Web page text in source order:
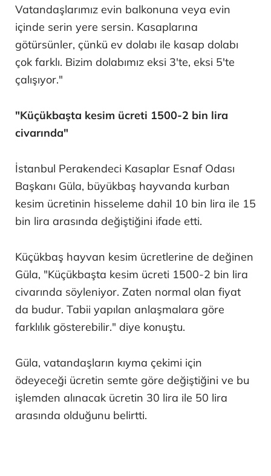
Vatandaşlarımız evin balkonuna veya evin
içinde serin yere sersin. Kasaplarına
götürsünler, çünkü ev dolabı ile kasap dolabı
çok farklı. Bizim dolabımız eksi 3'te, eksi 5'te
çalışıyor."
"Küçükbaşta kesim ücreti 1500-2 bin lira
civarında"
İstanbul Perakendeci Kasaplar Esnaf Odası
Başkanı Güla, büyükbaş hayvanda kurban
kesim ücretinin hisseleme dahil 10 bin lira ile 15
bin lira arasında değiştiğini ifade etti.
Küçükbaş hayvan kesim ücretlerine de değinen
Güla, "Küçükbaşta kesim ücreti 1500-2 bin lira
civarında söyleniyor. Zaten normal olan fiyat
da budur. Tabii yapılan anlaşmalara göre
farklılık gösterebilir." diye konuştu.
Güla, vatandaşların kıyma çekimi için
ödeyeceği ücretin semte göre değiştiğini ve bu
işlemden alınacak ücretin 30 lira ile 50 lira
arasında olduğunu belirtti.